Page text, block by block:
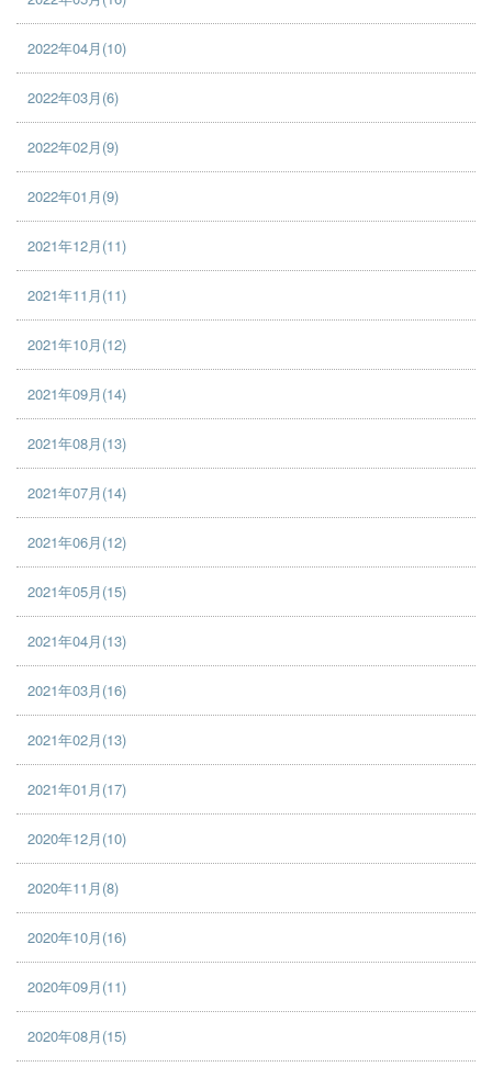
2022年04月(10)
2022年03月(6)
2022年02月(9)
2022年01月(9)
2021年12月(11)
2021年11月(11)
2021年10月(12)
2021年09月(14)
2021年08月(13)
2021年07月(14)
2021年06月(12)
2021年05月(15)
2021年04月(13)
2021年03月(16)
2021年02月(13)
2021年01月(17)
2020年12月(10)
2020年11月(8)
2020年10月(16)
2020年09月(11)
2020年08月(15)